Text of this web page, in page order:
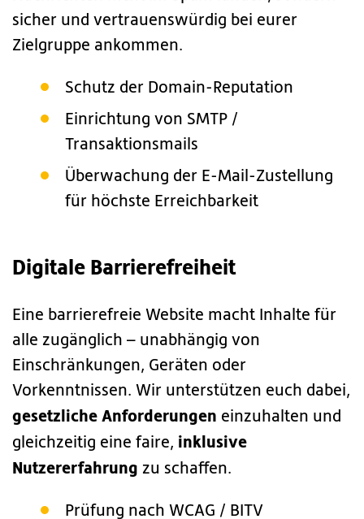
sicher und vertrauenswürdig bei eurer
Zielgruppe ankommen.
Schutz der Domain-Reputation
Einrichtung von SMTP /
Transaktionsmails
Überwachung der E-Mail-Zustellung
für höchste Erreichbarkeit
Digitale Barrierefreiheit
Eine barrierefreie Website macht Inhalte für
alle zugänglich – unabhängig von
Einschränkungen, Geräten oder
Vorkenntnissen. Wir unterstützen euch dabei,
gesetzliche Anforderungen einzuhalten und
gleichzeitig eine faire, inklusive
Nutzererfahrung zu schaffen.
Prüfung nach WCAG / BITV